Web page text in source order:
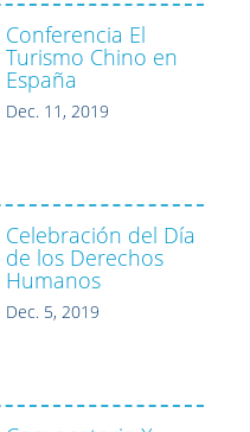
Conferencia El
Turismo Chino en
España
Dec. 11, 2019
Celebración del Día
de los Derechos
Humanos
Dec. 5, 2019